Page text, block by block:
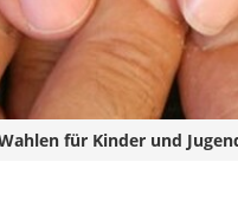
für Kinder und